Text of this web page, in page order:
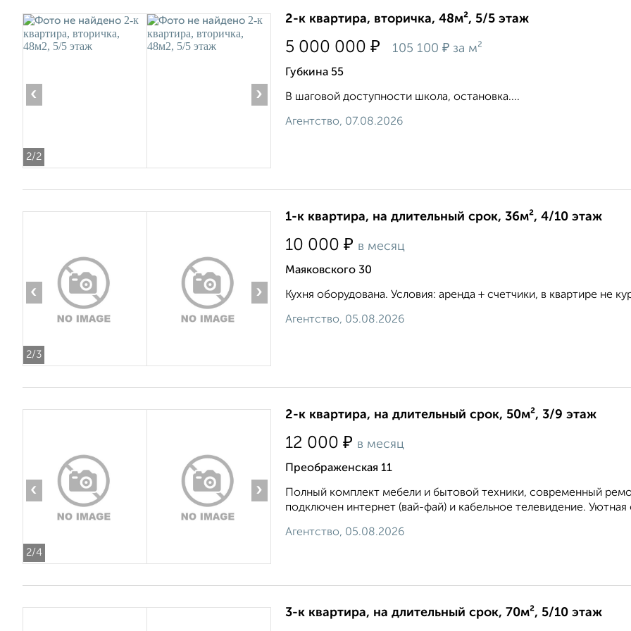
2/2
‹ ›
2-к квартира, вторичка, 48м², 5/5 этаж
5 000 000 ₽ 105 100 ₽ за м²
Губкина 55
В шаговой доступности школа, остановка....
Агентство, 07.08.2026
2/3
‹ ›
1-к квартира, на длительный срок, 36м², 4/10 этаж
10 000 ₽ в месяц
Маяковского 30
Кухня оборудована. Условия: аренда + счетчики, в квартире не
Агентство, 05.08.2026
2/4
‹ ›
2-к квартира, на длительный срок, 50м², 3/9 этаж
12 000 ₽ в месяц
Преображенская 11
Полный комплект мебели и бытовой техники, современный
подключен интернет (вай-фай) и кабельное телевидение.
Агентство, 05.08.2026
3-к квартира, на длительный срок, 70м², 5/10 этаж